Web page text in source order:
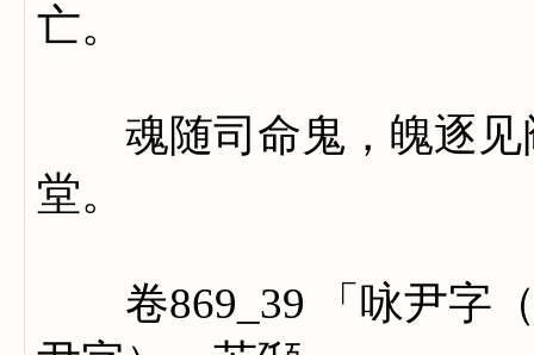
亡。
魂随司命鬼，魄逐见
堂。
卷869_39 「咏尹字（